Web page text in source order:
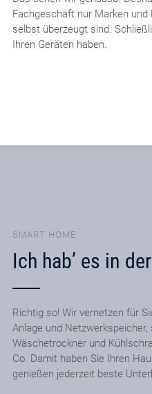
Fachgeschäft nur Marken und
selbst überzeugt sind.
Ihren Geräten haben.
SMART HOME
Ich hab’ es in
Richtig so! Wir vernetzen für
Anlage und
Wäschetrockner und
Co. Damit haben Sie Ihren
genießen jederzeit beste